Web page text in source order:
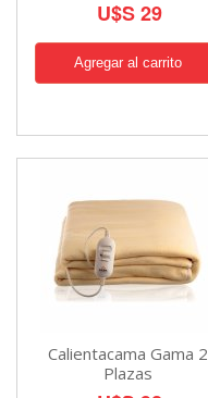
U$S 29
Calientacama Gama 2
Plazas